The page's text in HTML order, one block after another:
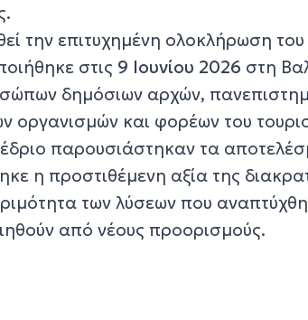
την επιτυχημένη ολοκλήρωση του
στις 9 Ιουνίου 2026 στη
δημόσιων αρχών,
οργανισμών και φορέων του
παρουσιάστηκαν τα
η προστιθέμενη αξία της
των λύσεων που
από νέους προορισμούς.